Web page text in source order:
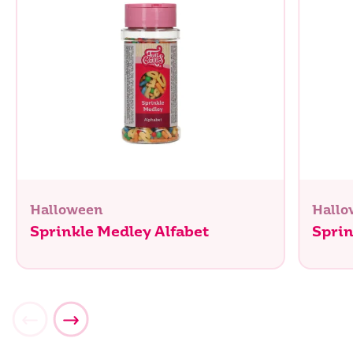
Halloween
Sprinkle Medley Alfabet